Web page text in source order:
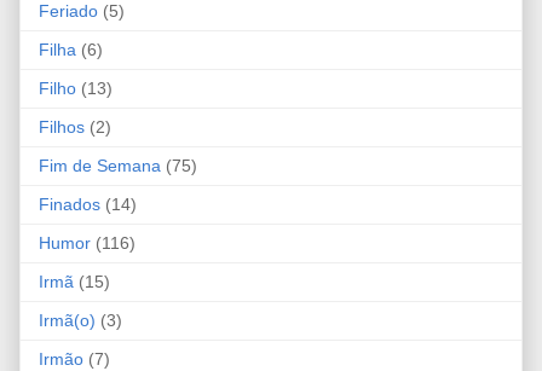
Feriado (5)
Filha (6)
Filho (13)
Filhos (2)
Fim de Semana (75)
Finados (14)
Humor (116)
Irmã (15)
Irmã(o) (3)
Irmão (7)